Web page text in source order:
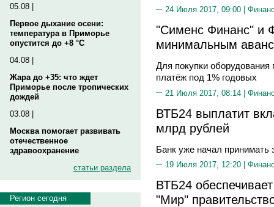
05.08 |
Первое дыхание осени:
температура в Приморье
опустится до +8 °C
04.08 |
Жара до +35: что ждет
Приморье после тропических
дождей
03.08 |
Москва помогает развивать
отечественное
здравоохранение
статьи раздела
Регион сегодня
24 Июля 2017, 09:00 |
"Сименс Финанс" и
минимальным
Для покупки
платёж под 1% годовых
21 Июля 2017, 08:14 |
ВТБ24 выплатит
млрд рублей
Банк уже начал принимать
19 Июля 2017, 12:20 |
ВТБ24
"Мир"